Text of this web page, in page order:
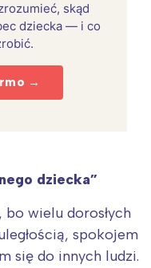
skąd
dziecka — i co
→
dziecka”
bo wielu dorosłych
spokojem
się do innych ludzi.